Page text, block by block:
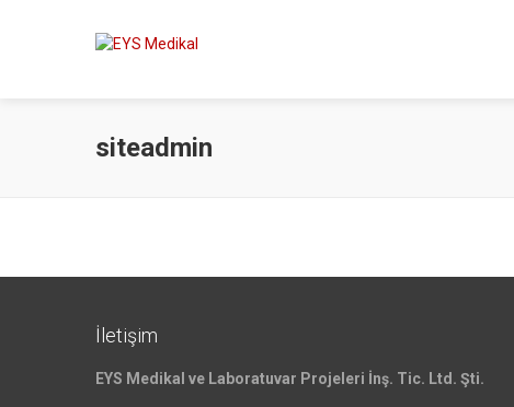
siteadmin
İletişim
EYS Medikal ve Laboratuvar Projeleri İnş. Tic. Ltd. Şti.